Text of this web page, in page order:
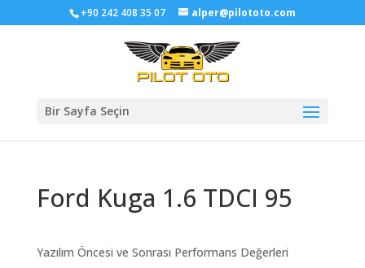
+90 242 408 35 07 alper@pilototo.com
Bir Sayfa Seçin
Ford Kuga 1.6 TDCI 95
Yazılım Öncesi ve Sonrası Performans Değerleri